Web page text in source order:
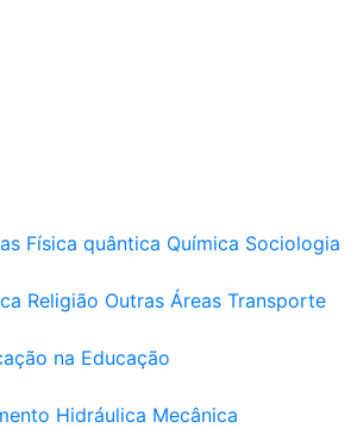
Física quântica Química Sociologia
Religião Outras Áreas Transporte
na Educação
Hidráulica Mecânica